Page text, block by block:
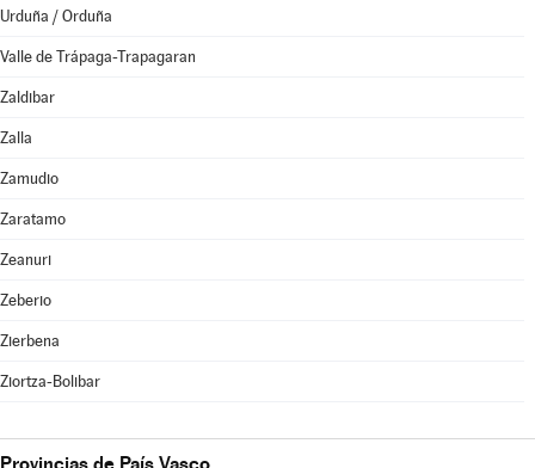
Urduña / Orduña
Valle de Trápaga-Trapagaran
Zaldibar
Zalla
Zamudio
Zaratamo
Zeanuri
Zeberio
Zierbena
Ziortza-Bolibar